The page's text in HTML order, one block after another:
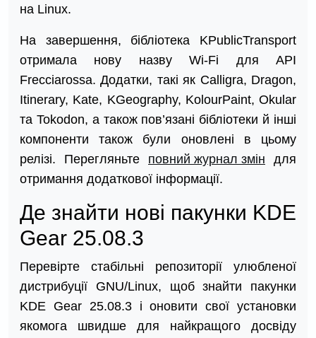
на Linux.
На завершення, бібліотека KPublicTransport
отримала нову назву Wi-Fi для API
Frecciarossa. Додатки, такі як Calligra, Dragon,
Itinerary, Kate, KGeography, KolourPaint, Okular
та Tokodon, а також пов’язані бібліотеки й інші
компоненти також були оновлені в цьому
релізі. Перегляньте повний журнал змін для
отримання додаткової інформації.
Де знайти нові пакунки KDE
Gear 25.08.3
Перевірте стабільні репозиторії улюбленої
дистрибуції GNU/Linux, щоб знайти пакунки
KDE Gear 25.08.3 і оновити свої установки
якомога швидше для найкращого досвіду